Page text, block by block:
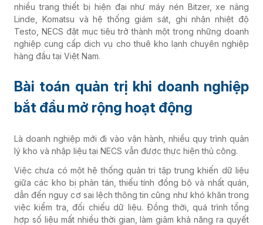
nhiều trang thiết bị hiện đại như máy nén Bitzer, xe nâng
Linde, Komatsu và hệ thống giám sát, ghi nhận nhiệt độ
Testo, NECS đặt mục tiêu trở thành một trong những doanh
nghiệp cung cấp dịch vụ cho thuê kho lạnh chuyên nghiệp
hàng đầu tại Việt Nam.
Bài toán quản trị khi doanh nghiệp
bắt đầu mở rộng hoạt động
Là doanh nghiệp mới đi vào vận hành, nhiều quy trình quản
lý kho và nhập liệu tại NECS vẫn được thực hiện thủ công.
Việc chưa có một hệ thống quản trị tập trung khiến dữ liệu
giữa các kho bị phân tán, thiếu tính đồng bộ và nhất quán,
dẫn đến nguy cơ sai lệch thông tin cũng như khó khăn trong
việc kiểm tra, đối chiếu dữ liệu. Đồng thời, quá trình tổng
hợp số liệu mất nhiều thời gian, làm giảm khả năng ra quyết